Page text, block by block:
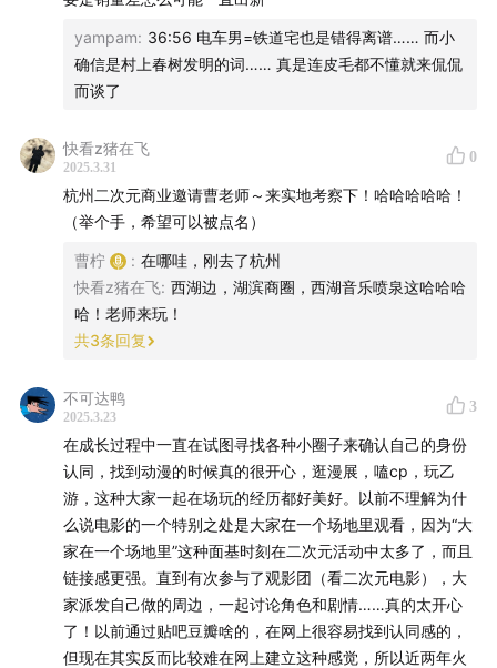
yampam: 36:56 电车男=铁道宅也是错得离谱…… 而小
确信是村上春树发明的词…… 真是连皮毛都不懂就来侃侃
而谈了
快看z猪在飞
2025.3.31
0
杭州二次元商业邀请曹老师～来实地考察下！哈哈哈哈哈！
（举个手，希望可以被点名）
曹柠 : 在哪哇，刚去了杭州
快看z猪在飞: 西湖边，湖滨商圈，西湖音乐喷泉这哈哈哈
哈！老师来玩！
共3条回复
不可达鸭
2025.3.23
3
在成长过程中一直在试图寻找各种小圈子来确认自己的身份
认同，找到动漫的时候真的很开心，逛漫展，嗑cp，玩乙
游，这种大家一起在场玩的经历都好美好。以前不理解为什
么说电影的一个特别之处是大家在一个场地里观看，因为“大
家在一个场地里”这种面基时刻在二次元活动中太多了，而且
链接感更强。直到有次参与了观影团（看二次元电影），大
家派发自己做的周边，一起讨论角色和剧情……真的太开心
了！以前通过贴吧豆瓣啥的，在网上很容易找到认同感的，
但现在其实反而比较难在网上建立这种感觉，所以近两年火